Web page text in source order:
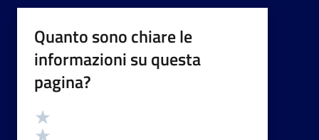
Quanto sono chiare le
informazioni su questa
pagina?
Valutazione